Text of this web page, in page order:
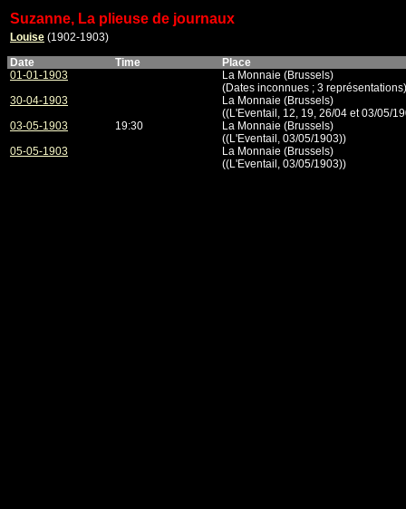
Suzanne, La plieuse de journaux
Louise (1902-1903)
Date
Time
Place
01-01-1903
La Monnaie (Brussels)
(Dates inconnues ; 3 représentations)
30-04-1903
La Monnaie (Brussels)
((L'Eventail, 12, 19, 26/04 et 03/05/
03-05-1903
19:30
La Monnaie (Brussels)
((L'Eventail, 03/05/1903))
05-05-1903
La Monnaie (Brussels)
((L'Eventail, 03/05/1903))